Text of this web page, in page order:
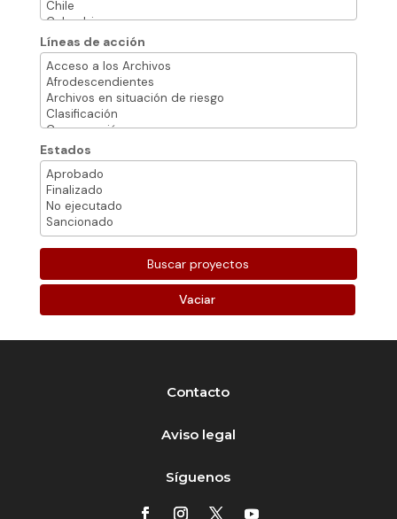
Líneas de acción
Estados
Vaciar
Contacto
Aviso legal
Síguenos